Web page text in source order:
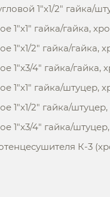
1"х1/2" гайка/
1"x1" гайка/гайка,
1"x1/2" гайка/гайка,
1"x3/4" гайка/гайка,
1"x1" гайка/штуцер,
1"x1/2" гайка/
1"x3/4" гайка/
К-3